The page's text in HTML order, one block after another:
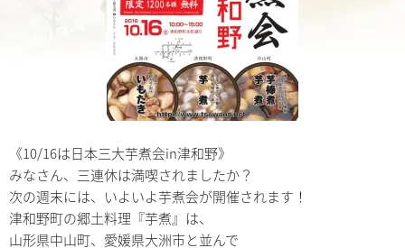
《10/16は日本三大芋煮会in津和野》
みなさん、三連休は満喫されましたか？
次の週末には、いよいよ芋煮会が開催されます！
津和野町の郷土料理『芋煮』は、
山形県中山町、愛媛県大洲市と並んで